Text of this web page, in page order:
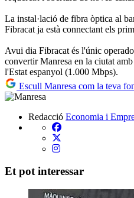
La instal·lació de fibra òptica al
Fibracat ja està connectant els
Avui dia Fibracat és l'únic
convertir Manresa en la ciutat
l'Estat espanyol (1.000 Mbps).
Escull Manresa com la teva
Redacció Economia i
Et pot interessar